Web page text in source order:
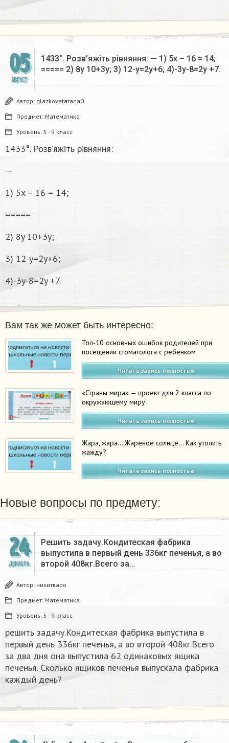
05
АВГУСТ
1433°. Розв’яжіть рівняння: — 1) 5x – 16 = 14;
===== 2) 8y 10+3y; 3) 12-y=2y+6; 4)-3y-8=2y +7.
Автор: glazkovatatana0
Предмет: Математика
Уровень: 5 - 9 класс
1433°. Розв’яжіть рівняння:
—
1) 5x – 16 = 14;
=====
2) 8y 10+3y;
3) 12-y=2y+6;
4)-3y-8=2y +7.
Вам так же может быть интересно:
Топ-10 основных ошибок родителей при
посещении стоматолога с ребенком
Читать запись полностью
«Страны мира» — проект для 2 класса по
окружающему миру
Читать запись полностью
Жара, жара… Жареное солнце… Как утолить
жажду?
Читать запись полностью
Новые вопросы по предмету:
24
ДЕКАБРЬ
Решить задачу.Кондитеская фабрика
выпустила в первый день 336кг печенья, а во
второй 408кг.Всего за…
Автор: никиткаро
Предмет: Математика
Уровень: 5 - 9 класс
решить задачу.Кондитеская фабрика выпустила в
первый день 336кг печенья, а во второй 408кг.Всего
за два дня она выпустила 62 одинаковых ящика
печенья. Сколько ящиков печенья выпускала фабрика
каждый день?
х+2 9–
х